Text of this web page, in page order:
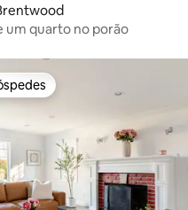
um quarto no porão